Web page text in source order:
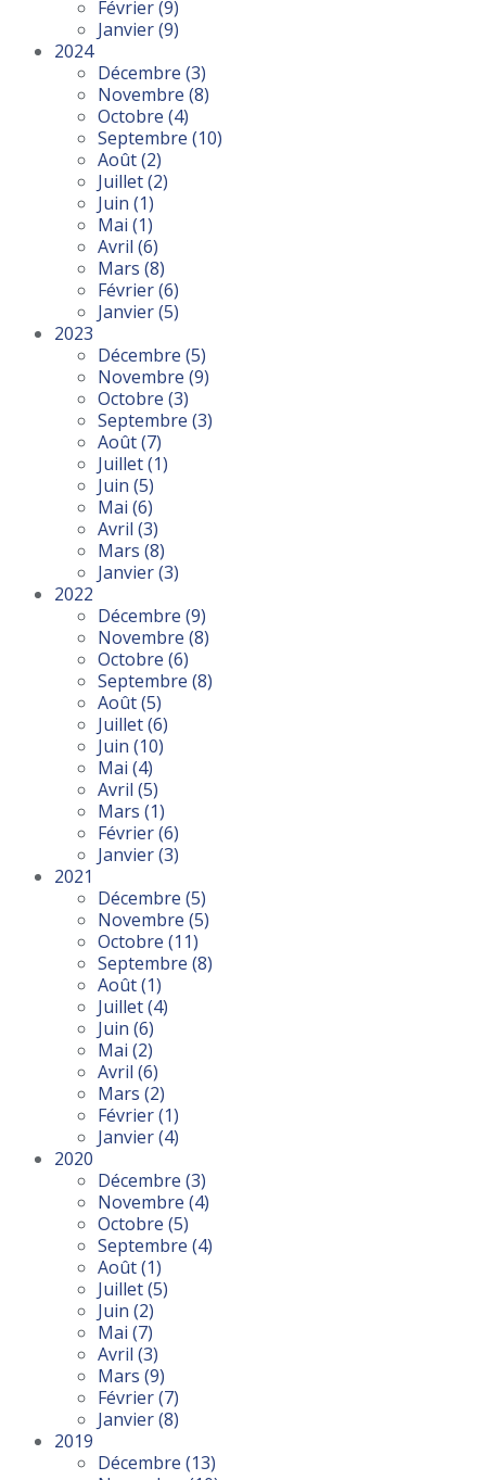
Février(9)
Janvier(9)
2024
Décembre (3)
Novembre (8)
Octobre (4)
Septembre (10)
Août(2)
Juillet(2)
Juin (1)
Mai (1)
Avril (6)
Mars (8)
Février(6)
Janvier(5)
2023
Décembre (5)
Novembre (9)
Octobre (3)
Septembre (3)
Août(7)
Juillet(1)
Juin (5)
Mai (6)
Avril (3)
Mars (8)
Janvier(3)
2022
Décembre (9)
Novembre (8)
Octobre (6)
Septembre (8)
Août(5)
Juillet(6)
Juin (10)
Mai (4)
Avril (5)
Mars (1)
Février(6)
Janvier(3)
2021
Décembre (5)
Novembre (5)
Octobre (11)
Septembre (8)
Août(1)
Juillet(4)
Juin (6)
Mai (2)
Avril (6)
Mars (2)
Février(1)
Janvier(4)
2020
Décembre (3)
Novembre (4)
Octobre (5)
Septembre (4)
Août(1)
Juillet(5)
Juin (2)
Mai (7)
Avril (3)
Mars (9)
Février(7)
Janvier(8)
2019
Décembre (13)